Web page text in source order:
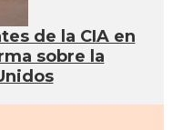
de la CIA en
sobre la